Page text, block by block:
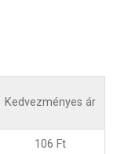
Kedvezményes ár
106 Ft